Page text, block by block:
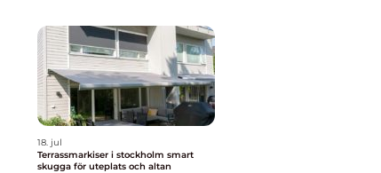
18. jul
Terrassmarkiser i stockholm smart
skugga för uteplats och altan